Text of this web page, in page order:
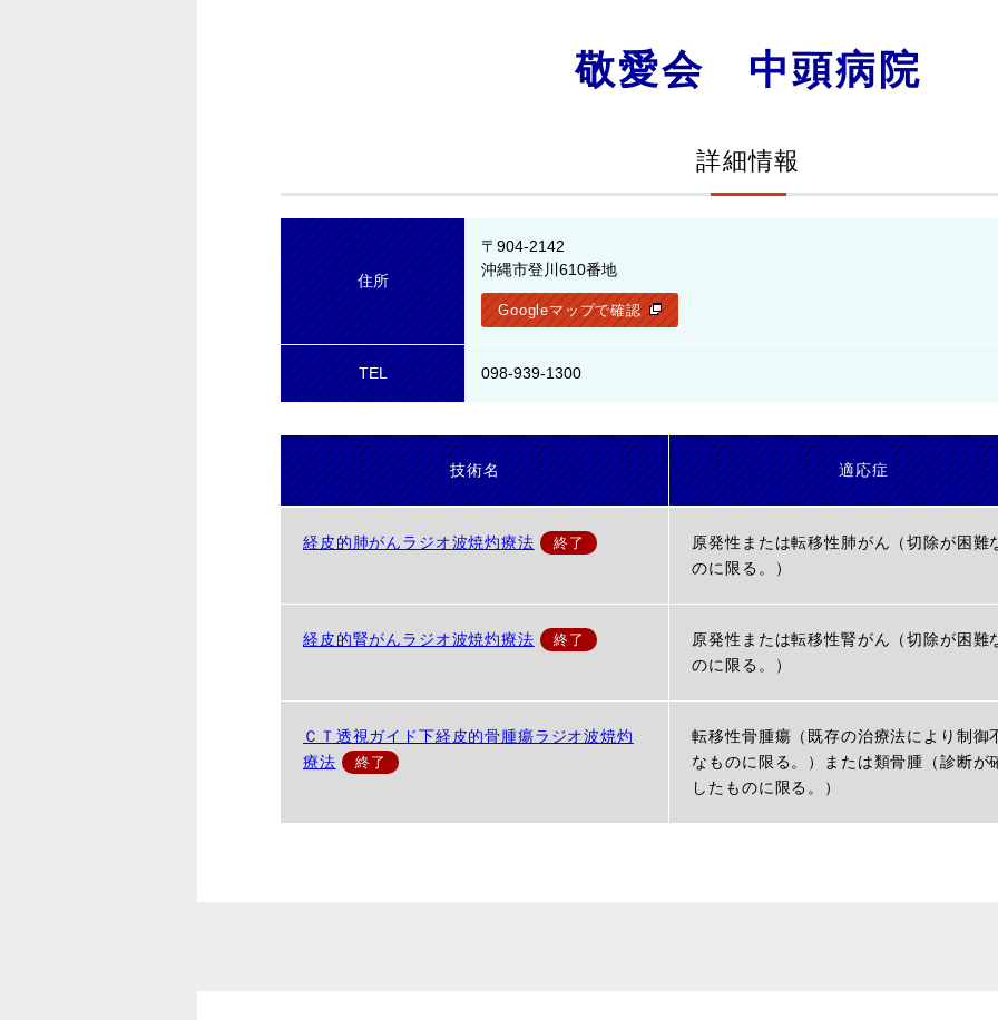
敬愛会 中頭病院
詳細情報
住所
〒904-2142
沖縄市登川610番地
Googleマップで確認
TEL 098-939-1300
技術名 適応症
経皮的肺がんラジオ波焼灼療法
原発性または転移性肺がん（切除が困難
のに限る。）
経皮的腎がんラジオ波焼灼療法
原発性または転移性腎がん（切除が困難
のに限る。）
ＣＴ透視ガイド下経皮的骨腫瘍ラジオ波焼灼
療法
転移性骨腫瘍（既存の治療法により制御
なものに限る。）または類骨腫（診断が
したものに限る。）